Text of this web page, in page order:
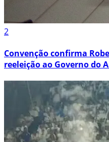
2
Convenção confirma
reeleição ao Governo do